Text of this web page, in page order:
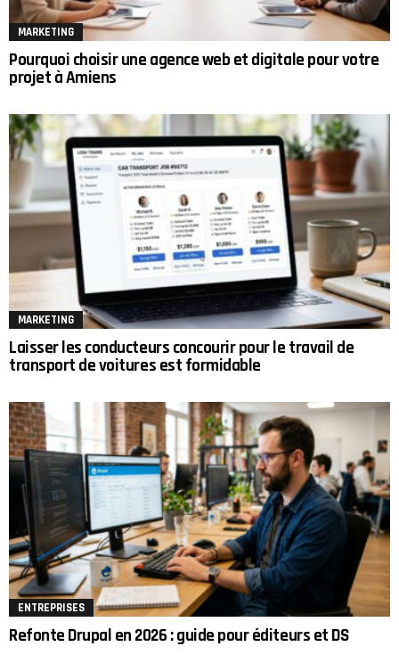
MARKETING
Pourquoi choisir une agence web et digitale pour votre
projet à Amiens
MARKETING
Laisser les conducteurs concourir pour le travail de
transport de voitures est formidable
ENTREPRISES
Refonte Drupal en 2026 : guide pour éditeurs et DS